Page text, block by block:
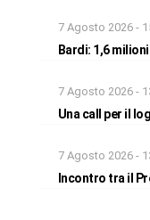
7 Agosto 2026 -
Bardi: 1,6
7 Agosto 2026 -
Una call per il
7 Agosto 2026 -
Incontro tra il